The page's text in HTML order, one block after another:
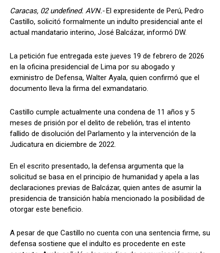
Caracas, 02 undefined. AVN.- El expresidente de Perú, Pedro
Castillo, solicitó formalmente un indulto presidencial ante el
actual mandatario interino, José Balcázar, informó DW.
La petición fue entregada este jueves 19 de febrero de 2026
en la oficina presidencial de Lima por su abogado y
exministro de Defensa, Walter Ayala, quien confirmó que el
documento lleva la firma del exmandatario.
Castillo cumple actualmente una condena de 11 años y 5
meses de prisión por el delito de rebelión, tras el intento
fallido de disolución del Parlamento y la intervención de la
Judicatura en diciembre de 2022.
En el escrito presentado, la defensa argumenta que la
solicitud se basa en el principio de humanidad y apela a las
declaraciones previas de Balcázar, quien antes de asumir la
presidencia de transición había mencionado la posibilidad de
otorgar este beneficio.
A pesar de que Castillo no cuenta con una sentencia firme, su
defensa sostiene que el indulto es procedente en este